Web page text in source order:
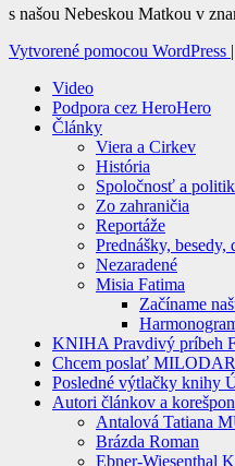
s našou Nebeskou Matkou v
Vytvorené pomocou WordPress |
Video
Podpora cez HeroHero
Články
Viera a Cirkev
História
Spoločnosť a
Zo zahraničia
Reportáže
Prednášky, besedy,
Nezaradené
Misia Fatima
Začíname
KNIHA Pravdivý príbeh
Chcem poslať
Posledné výtlačky knihy
Autori článkov a
Antalová Tatiana
Brázda Roman
Ebner-Wiesenthal